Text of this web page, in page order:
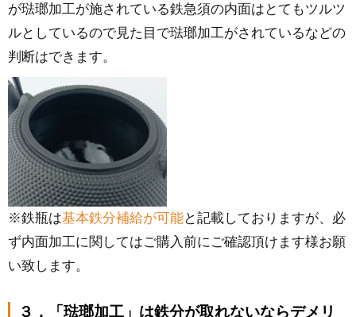
が琺瑯加工が施されている鉄急須の内面はとてもツルツ
ルとしているので見た目で琺瑯加工がされているなどの
判断はできます。
※鉄瓶は基本鉄分補給が可能と記載しておりますが、必
ず内面加工に関してはご購入前にご確認頂けます様お願
い致します。
３．「琺瑯加工」は鉄分が取れないならデメリ